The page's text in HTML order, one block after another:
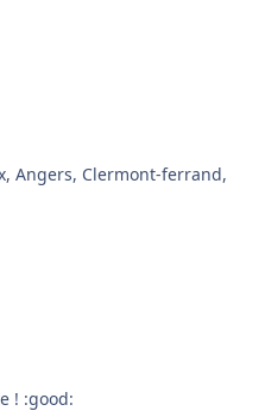
Angers, Clermont-ferrand,
! :good: